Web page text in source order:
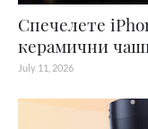
Спечелете
керамични
July 11, 2026